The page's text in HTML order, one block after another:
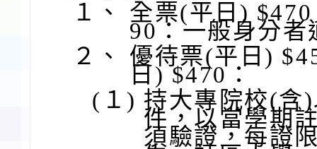
１、
全票(平日)
90：一般身分者
２、
優待票(平日)
日) $470：
(１) 持大專院校(含
件，以當學期
須驗證，每證